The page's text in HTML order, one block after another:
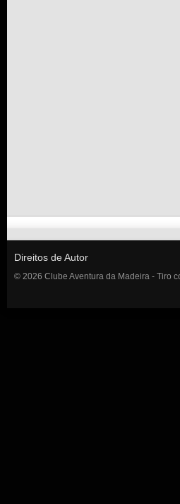
Direitos de Autor
© 2026 Clube Aventura da Madeira - Tiro